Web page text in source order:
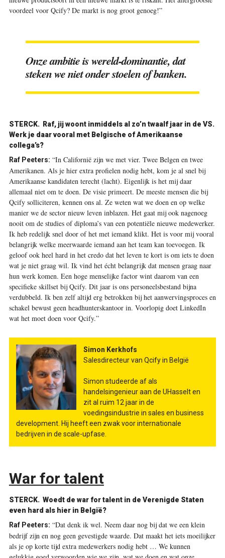
voordeel voor Qcify? De markt is nog groot genoeg!”
Onze ambitie is wereld-dominantie, dat
steken we niet onder stoelen of banken.
STERCK.
Raf, jij woont inmiddels al zo’n twaalf jaar in de VS.
Werk je daar vooral met Belgische of Amerikaanse
collega’s?
Raf Peeters: “In Californië zijn we met vier. Twee Belgen en twee
Amerikanen. Als je hier extra profielen nodig hebt, kom je al snel bij
Amerikaanse kandidaten terecht (lacht). Eigenlijk is het mij daar
allemaal niet om te doen. De visie primeert. De meeste mensen die bij
Qcify solliciteren, kennen ons al. Ze weten wat we doen en op welke
manier we de sector nieuw leven inblazen. Het gaat mij ook nagenoeg
nooit om de studies of diploma’s van een potentiële nieuwe medewerker.
Ik heb redelijk snel door of het met iemand klikt. Het is voor mij vooral
belangrijk welke meerwaarde iemand aan het team kan toevoegen. Ik
geloof ook heel hard in het credo dat het leven te kort is om iets te doen
wat je niet graag wil. Ik vind het écht belangrijk dat mensen graag naar
hun werk komen. Een hoge menselijke factor wint daarom van een
specifieke skillset bij Qcify. Dit jaar is ons personeelsbestand bijna
verdubbeld. Ik ben zelf altijd erg betrokken bij het aanwervingsproces en
schakel bewust geen headhunterskantoor in. Voorlopig doet LinkedIn
wat het moet doen voor Qcify.”
Simon Kerkhofs
Salesdirecteur van Qcify in België
Simon studeerde af als
handelsingenieur aan de UHasselt en
zit al ruim 12 jaar in de
voedingsindustrie in sales en business
development. Hij heeft een zwak voor internationale
bedrijven in de scale-upfase.
War for talent
STERCK. Woedt de war for talent in de Verenigde Staten
even hard als hier in België?
Raf Peeters: “Dat denk ik wel. Neem daar nog bij dat we een klein
bedrijf zijn en nog geen gevestigde waarde. Dat maakt het iets moeilijker
als je op korte tijd extra medewerkers nodig hebt … We kunnen